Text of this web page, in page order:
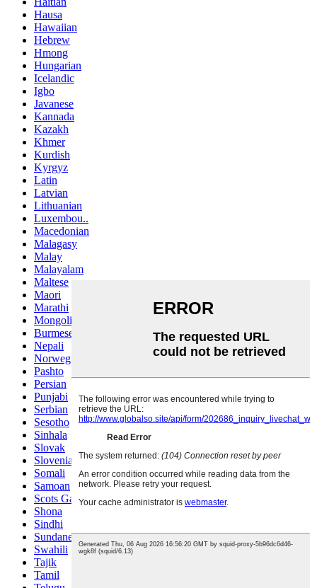
Hausa
Hawaiian
Hebrew
Hmong
Hungarian
Icelandic
Igbo
Javanese
Kannada
Kazakh
Khmer
Kurdish
Kyrgyz
Latin
Latvian
Lithuanian
Luxembou..
Macedonian
Malagasy
Malay
Malayalam
Maltese
Maori
Marathi
Mongolian
Burmese
Nepali
Norwegian
Pashto
Persian
Punjabi
Serbian
Sesotho
Sinhala
Slovak
Slovenian
Somali
Samoan
Scots Gaelic
Shona
Sindhi
Sundanese
Swahili
Tajik
Tamil